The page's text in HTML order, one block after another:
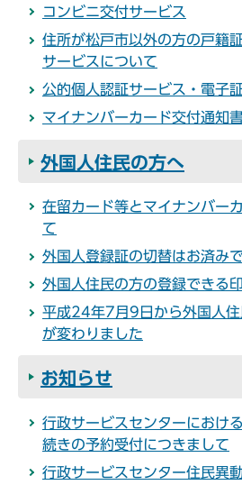
コンビニ交付サービス
住所が松戸市以外の方の戸籍
サービスについて
公的個人認証サービス・電子
マイナンバーカード交付通知
外国人住民の方へ
在留カード等とマイナンバー
て
外国人登録証の切替はお済み
外国人住民の方の登録できる
平成24年7月9日から外国人
が変わりました
お知らせ
行政サービスセンターにおけ
続きの予約受付につきまして
行政サービスセンター住民異